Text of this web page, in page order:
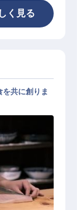
く見る
共に創りま